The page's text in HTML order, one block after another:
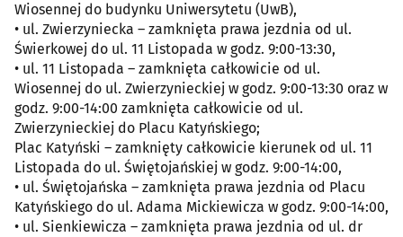
Wiosennej do budynku Uniwersytetu (UwB),
• ul. Zwierzyniecka – zamknięta prawa jezdnia od ul.
Świerkowej do ul. 11 Listopada w godz. 9:00-13:30,
• ul. 11 Listopada – zamknięta całkowicie od ul.
Wiosennej do ul. Zwierzynieckiej w godz. 9:00-13:30 oraz w
godz. 9:00-14:00 zamknięta całkowicie od ul.
Zwierzynieckiej do Placu Katyńskiego;
Plac Katyński – zamknięty całkowicie kierunek od ul. 11
Listopada do ul. Świętojańskiej w godz. 9:00-14:00,
• ul. Świętojańska – zamknięta prawa jezdnia od Placu
Katyńskiego do ul. Adama Mickiewicza w godz. 9:00-14:00,
• ul. Sienkiewicza – zamknięta prawa jezdnia od ul. dr